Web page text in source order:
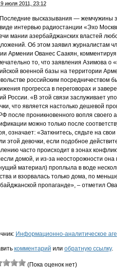
июля 2011, 23:12
Последние высказывания — жемчужины
виде интервью радиостанции «Эхо
мании азербайджанских властей
Об этом заявил журналистам
Армении Ованес Саакян,
то, что заявления Азимова о
военной базы на территории
российским посредничеством
прогресса в переговорах и
России. «В этой связи заслуживает
что является настолько дешевой
после проникновенного вопля своего
можно только после
означает: «Заткнитесь, сядьте на
этой девочки, если подобное
часто происходит в зонах
домой, и из-за неосторожности она
материал) проплыла в воде
и взорвалась только дома, по
пропаганде», – отметил
Информационно-аналитическое
комментарий или обратную ссылку.
(Пока оценок нет)